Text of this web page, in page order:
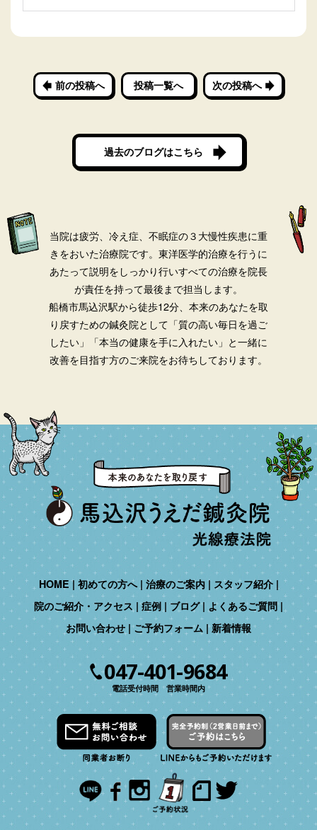
前の投稿へ 投稿一覧へ 次の投稿へ
過去のブログはこちら
当院は疲労、冷え症、不眠症の３大慢性疾患に重
きをおいた治療院です。 東洋医学的治療を行うに
あたって説明をしっかり行いすべての治療を院長
が責任を持って最後まで担当します。
船橋市馬込沢駅から徒歩12分、本来のあなたを取
り戻すための鍼灸院として「質の高い毎日を過ご
したい」「本当の健康を手に入れたい」と一緒に
改善を目指す方のご来院をお待ちしております。
HOME 初めての方へ 治療のご案内
スタッフ紹介
院のご紹介・アクセス
症例 ブログ
よくあるご質問
お問い合わせ ご予約フォーム 新着情報
047-401-9684
電話受付時間 営業時間内